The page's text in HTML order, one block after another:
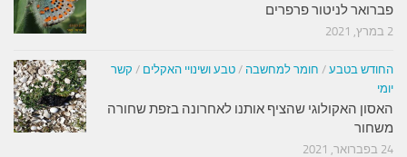
פברואר לניטור פרפרים
2 במרץ, 2021
החודש בטבע / חומר למחשבה / טבע ושינויי האקלים / קשר
יומי
האסון האקולוגי שהציף אותנו לאחרונה בזפת שחורה
משחור
24 בפברואר, 2021